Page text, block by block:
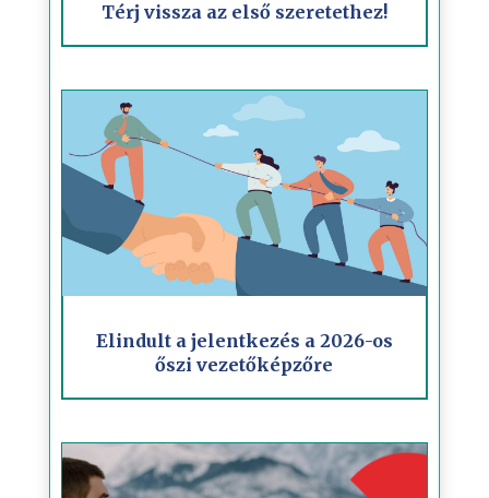
Térj vissza az első szeretethez!
Elindult a jelentkezés a 2026-os
őszi vezetőképzőre